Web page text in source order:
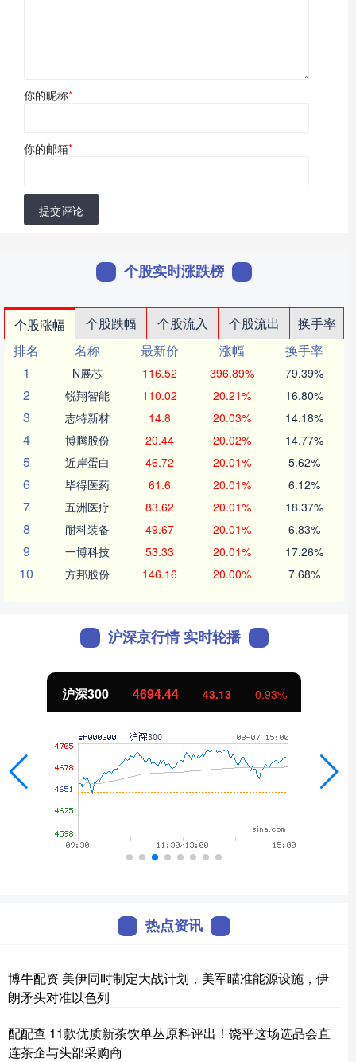
你的昵称*
你的邮箱*
提交评论
个股实时涨跌榜
个股涨幅 个股跌幅 个股流入 个股流出
换手率
排名
名称 最新价 涨幅
换手率
1
N展芯 116.52 396.89% 79.39%
2 锐翔智能 110.02 20.21% 16.80%
3 志特新材 14.8 20.03% 14.18%
4 博腾股份 20.44 20.02% 14.77%
5 近岸蛋白 46.72 20.01% 5.62%
6 毕得医药 61.6 20.01% 6.12%
7 五洲医疗 83.62 20.01% 18.37%
8 耐科装备 49.67 20.01% 6.83%
9 一博科技 53.33 20.01% 17.26%
10 方邦股份 146.16 20.00% 7.68%
沪深京行情 实时轮播
北证50 1134.24 11.37 1.01%
热点资讯
博牛配资 美伊同时制定大战计划，美军瞄准能源设施，伊
朗矛头对准以色列
配配查 11款优质新茶饮单丛原料评出！饶平这场选品会直
连茶企与头部采购商